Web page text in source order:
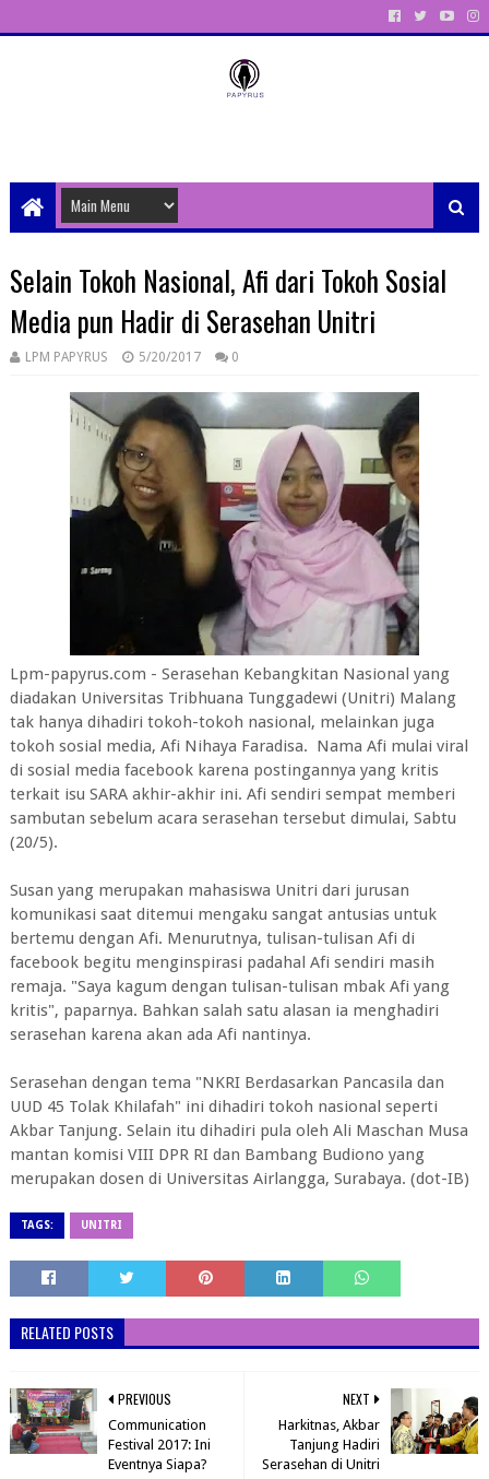
Selain Tokoh Nasional, Afi dari Tokoh Sosial
Media pun Hadir di Serasehan Unitri
LPM PAPYRUS 5/20/2017 0
Lpm-papyrus.com - Serasehan Kebangkitan Nasional yang
diadakan Universitas Tribhuana Tunggadewi (Unitri) Malang
tak hanya dihadiri tokoh-tokoh nasional, melainkan juga
tokoh sosial media, Afi Nihaya Faradisa. Nama Afi mulai viral
di sosial media facebook karena postingannya yang kritis
terkait isu SARA akhir-akhir ini. Afi sendiri sempat memberi
sambutan sebelum acara serasehan tersebut dimulai, Sabtu
(20/5).
Susan yang merupakan mahasiswa Unitri dari jurusan
komunikasi saat ditemui mengaku sangat antusias untuk
bertemu dengan Afi. Menurutnya, tulisan-tulisan Afi di
facebook begitu menginspirasi padahal Afi sendiri masih
remaja. "Saya kagum dengan tulisan-tulisan mbak Afi yang
kritis", paparnya. Bahkan salah satu alasan ia menghadiri
serasehan karena akan ada Afi nantinya.
Serasehan dengan tema "NKRI Berdasarkan Pancasila dan
UUD 45 Tolak Khilafah" ini dihadiri tokoh nasional seperti
Akbar Tanjung. Selain itu dihadiri pula oleh Ali Maschan Musa
mantan komisi VIII DPR RI dan Bambang Budiono yang
merupakan dosen di Universitas Airlangga, Surabaya. (dot-IB)
TAGS: UNITRI
RELATED POSTS
NEXT
Harkitnas, Akbar
Tanjung Hadiri
Serasehan di Unitri
PREVIOUS
Communication
Festival 2017: Ini
Eventnya Siapa?